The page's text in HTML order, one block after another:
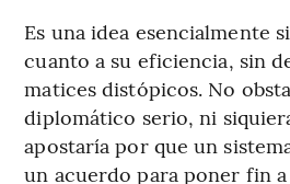
Es una idea esencialmente
cuanto a su eficiencia, sin
matices distópicos. No
diplomático serio, ni
apostaría por que un
un acuerdo para poner fin